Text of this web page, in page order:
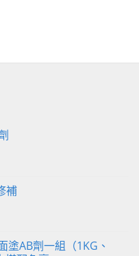
補
塗AB劑一組（1KG、